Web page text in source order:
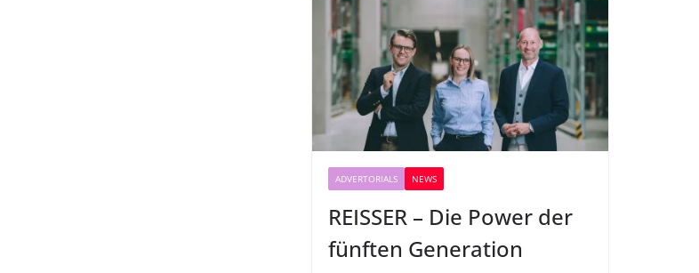
ADVERTORIALS NEWS
REISSER – Die Power der
fünften Generation